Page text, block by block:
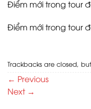
Điểm mới trong tour
Điểm mới trong tour
Trackbacks are closed,
← Previous
Next →